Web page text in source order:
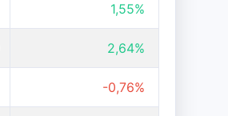
1,55%
2,64%
-0,76%